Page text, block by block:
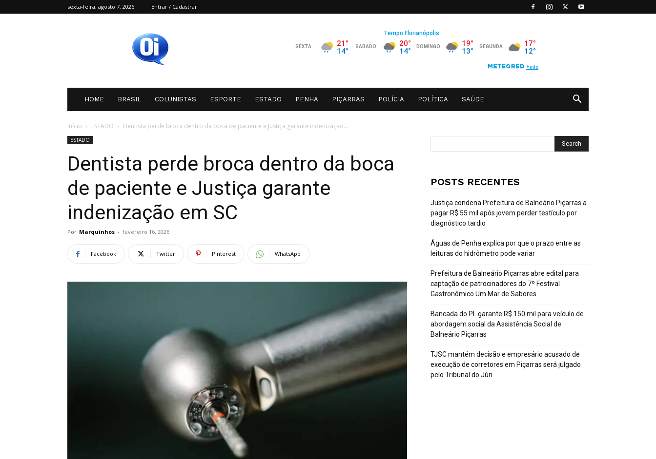
sexta-feira, agosto 7, 2026 Entrar / Cadastrar
HOME BRASIL COLUNISTAS ESPORTE ESTADO PENHA PIÇARRAS POLÍCIA POLÍTICA SAÚDE
Início ESTADO Dentista perde broca dentro da boca de paciente e Justiça garante indenização...
ESTADO
Dentista perde broca dentro da boca
de paciente e Justiça garante
indenização em SC
Por Marquinhos - fevereiro 16, 2026
Facebook Twitter Pinterest WhatsApp
POSTS RECENTES
Justiça condena Prefeitura de Balneário Piçarras a
pagar R$ 55 mil após jovem perder testículo por
diagnóstico tardio
Águas de Penha explica por que o prazo entre as
leituras do hidrômetro pode variar
Prefeitura de Balneário Piçarras abre edital para
captação de patrocinadores do 7º Festival
Gastronômico Um Mar de Sabores
Bancada do PL garante R$ 150 mil para veículo de
abordagem social da Assistência Social de
Balneário Piçarras
TJSC mantém decisão e empresário acusado de
execução de corretores em Piçarras será julgado
pelo Tribunal do Júri